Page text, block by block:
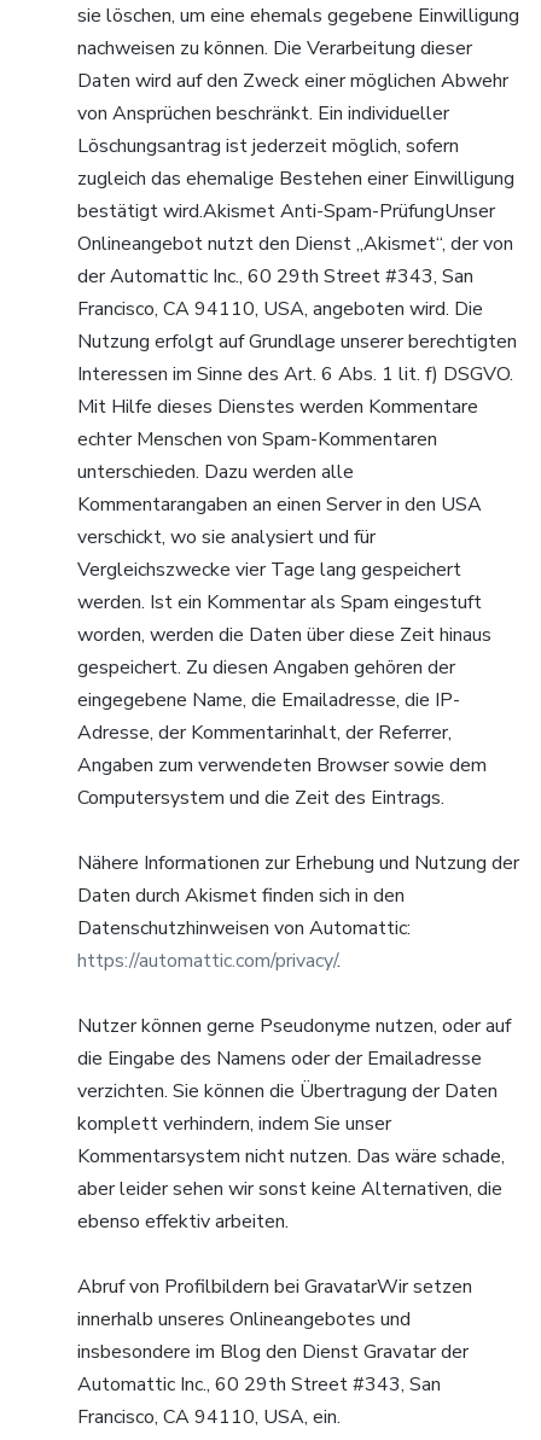
sie löschen, um eine ehemals gegebene Einwilligung
nachweisen zu können. Die Verarbeitung dieser
Daten wird auf den Zweck einer möglichen Abwehr
von Ansprüchen beschränkt. Ein individueller
Löschungsantrag ist jederzeit möglich, sofern
zugleich das ehemalige Bestehen einer Einwilligung
bestätigt wird.Akismet Anti-Spam-PrüfungUnser
Onlineangebot nutzt den Dienst „Akismet“, der von
der Automattic Inc., 60 29th Street #343, San
Francisco, CA 94110, USA, angeboten wird. Die
Nutzung erfolgt auf Grundlage unserer berechtigten
Interessen im Sinne des Art. 6 Abs. 1 lit. f) DSGVO.
Mit Hilfe dieses Dienstes werden Kommentare
echter Menschen von Spam-Kommentaren
unterschieden. Dazu werden alle
Kommentarangaben an einen Server in den USA
verschickt, wo sie analysiert und für
Vergleichszwecke vier Tage lang gespeichert
werden. Ist ein Kommentar als Spam eingestuft
worden, werden die Daten über diese Zeit hinaus
gespeichert. Zu diesen Angaben gehören der
eingegebene Name, die Emailadresse, die IP-
Adresse, der Kommentarinhalt, der Referrer,
Angaben zum verwendeten Browser sowie dem
Computersystem und die Zeit des Eintrags.
Nähere Informationen zur Erhebung und Nutzung der
Daten durch Akismet finden sich in den
Datenschutzhinweisen von Automattic:
https://automattic.com/privacy/.
Nutzer können gerne Pseudonyme nutzen, oder auf
die Eingabe des Namens oder der Emailadresse
verzichten. Sie können die Übertragung der Daten
komplett verhindern, indem Sie unser
Kommentarsystem nicht nutzen. Das wäre schade,
aber leider sehen wir sonst keine Alternativen, die
ebenso effektiv arbeiten.
Abruf von Profilbildern bei GravatarWir setzen
innerhalb unseres Onlineangebotes und
insbesondere im Blog den Dienst Gravatar der
Automattic Inc., 60 29th Street #343, San
Francisco, CA 94110, USA, ein.